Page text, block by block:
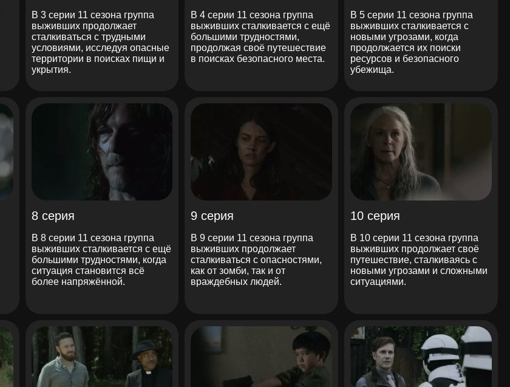
В 3 серии 11 сезона группа
выживших продолжает
сталкиваться с трудными
условиями, исследуя опасные
территории в поисках пищи и
укрытия.
В 4 серии 11 сезона группа
выживших сталкивается с ещё
большими трудностями,
продолжая своё путешествие
в поисках безопасного места.
В 5 серии 11 сезона группа
выживших сталкивается с
новыми угрозами, когда
продолжается их поиски
ресурсов и безопасного
убежища.
8 серия
В 8 серии 11 сезона группа
выживших сталкивается с ещё
большими трудностями, когда
ситуация становится всё
более напряжённой.
9 серия
В 9 серии 11 сезона группа
выживших продолжает
сталкиваться с опасностями,
как от зомби, так и от
враждебных людей.
10 серия
В 10 серии 11 сезона группа
выживших продолжает своё
путешествие, сталкиваясь с
новыми угрозами и сложными
ситуациями.